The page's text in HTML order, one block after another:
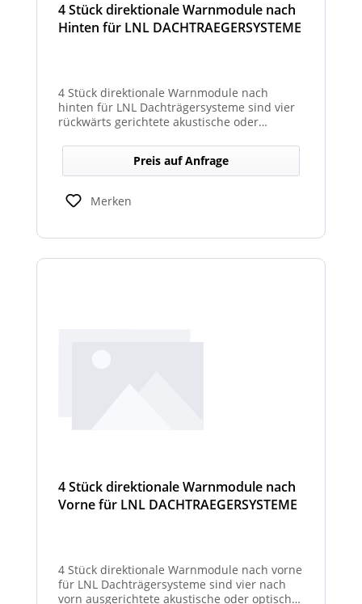
4 Stück direktionale Warnmodule nach
Hinten für LNL DACHTRAEGERSYSTEME
4 Stück direktionale Warnmodule nach
hinten für LNL Dachträgersysteme sind vier
rückwärts gerichtete akustische oder
montiert werden, um gezielte Warnsignale
nach hinten auszugeben. Sie verbessern die
Sicht‑ und Hörbarkeit von Warnhinweisen im
Heckbereich und erhöhen so die Sicherheit
bei Rückwärts‑ oder Einsatzfahrten.
Preis auf Anfrage
Merken
4 Stück direktionale Warnmodule nach
Vorne für LNL DACHTRAEGERSYSTEME
4 Stück direktionale Warnmodule nach vorne
für LNL Dachträgersysteme sind vier nach
vorn ausgerichtete akustische oder optische